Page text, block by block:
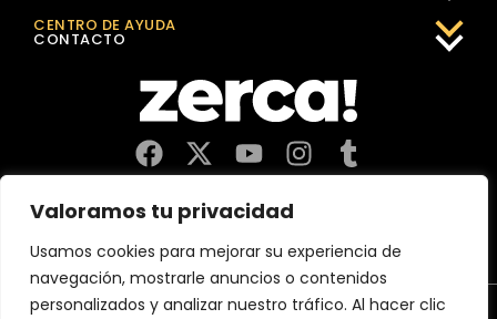
Valoramos tu privacidad
Usamos cookies para mejorar su experiencia de
navegación, mostrarle anuncios o contenidos
personalizados y analizar nuestro tráfico. Al hacer clic
Comercios, productores y distribuidores locales. Pagan
impuestos aquí, y dinamizan economía y empleo en tu
CENTRO DE AYUDA
CONTACTO
Aviso LegalPolítica de Privacidad